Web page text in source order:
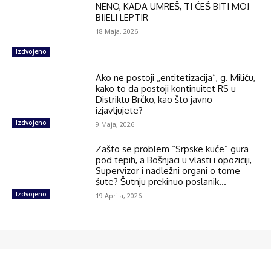
Izdvojeno
NENO, KADA UMREŠ, TI ĆEŠ BITI MOJ
BIJELI LEPTIR
18 Maja, 2026
Izdvojeno
Ako ne postoji „entitetizacija“, g. Miliću,
kako to da postoji kontinuitet RS u
Distriktu Brčko, kao što javno
izjavljujete?
9 Maja, 2026
Izdvojeno
Zašto se problem “Srpske kuće” gura
pod tepih, a Bošnjaci u vlasti i opoziciji,
Supervizor i nadležni organi o tome
šute? Šutnju prekinuo poslanik...
19 Aprila, 2026